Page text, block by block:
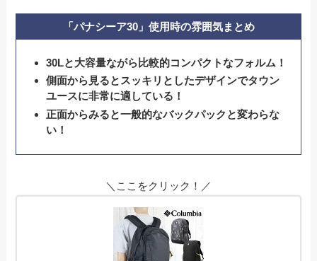
「パナシーア30」使用時の雰囲気まとめ
30Lと大容量ながら比較的コンパクトなフォルム！
側面から見るとスッキリとしたデザインでタウン
ユースに非常に適している！
正面からみると一般的なバックパックと変わらな
い！
＼ここをクリック！／